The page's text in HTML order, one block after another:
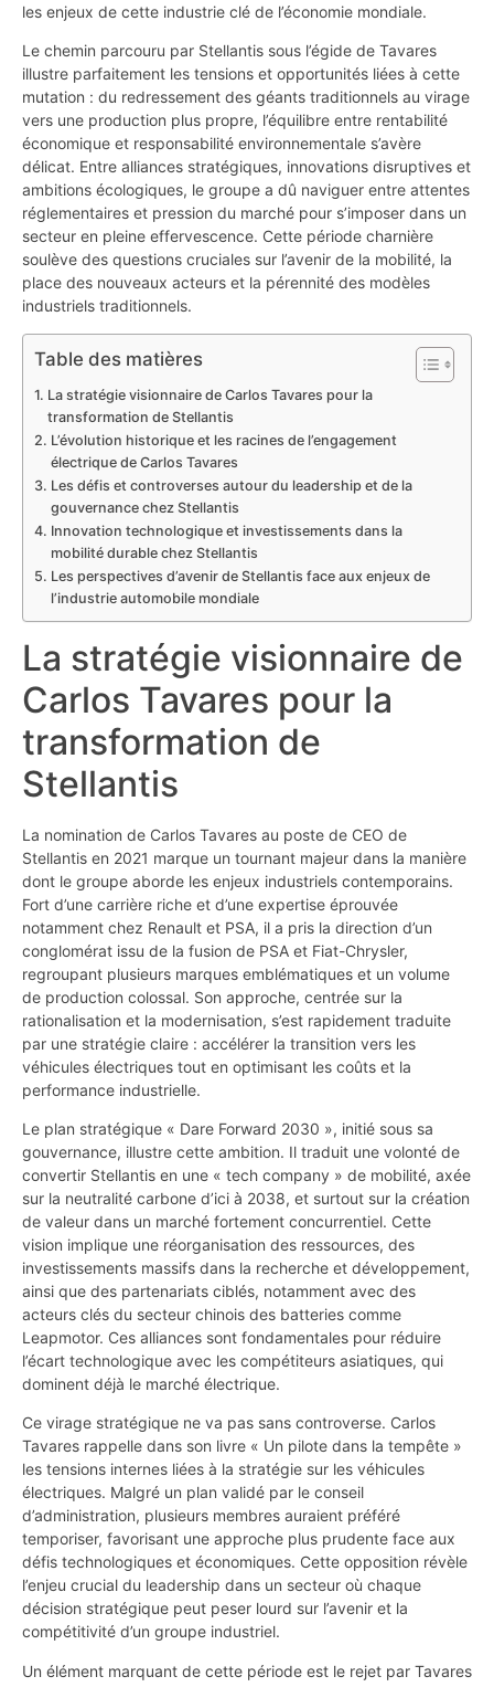
les enjeux de cette industrie clé de l’économie mondiale.
Le chemin parcouru par Stellantis sous l’égide de Tavares
illustre parfaitement les tensions et opportunités liées à cette
mutation : du redressement des géants traditionnels au virage
vers une production plus propre, l’équilibre entre rentabilité
économique et responsabilité environnementale s’avère
délicat. Entre alliances stratégiques, innovations disruptives et
ambitions écologiques, le groupe a dû naviguer entre attentes
réglementaires et pression du marché pour s’imposer dans un
secteur en pleine effervescence. Cette période charnière
soulève des questions cruciales sur l’avenir de la mobilité, la
place des nouveaux acteurs et la pérennité des modèles
industriels traditionnels.
Table des matières
La stratégie visionnaire de Carlos Tavares pour la
transformation de Stellantis
L’évolution historique et les racines de l’engagement
électrique de Carlos Tavares
Les défis et controverses autour du leadership et de la
gouvernance chez Stellantis
Innovation technologique et investissements dans la
mobilité durable chez Stellantis
Les perspectives d’avenir de Stellantis face aux enjeux de
l’industrie automobile mondiale
La stratégie visionnaire de
Carlos Tavares pour la
transformation de
Stellantis
La nomination de Carlos Tavares au poste de CEO de
Stellantis en 2021 marque un tournant majeur dans la manière
dont le groupe aborde les enjeux industriels contemporains.
Fort d’une carrière riche et d’une expertise éprouvée
notamment chez Renault et PSA, il a pris la direction d’un
conglomérat issu de la fusion de PSA et Fiat-Chrysler,
regroupant plusieurs marques emblématiques et un volume
de production colossal. Son approche, centrée sur la
rationalisation et la modernisation, s’est rapidement traduite
par une stratégie claire : accélérer la transition vers les
véhicules électriques tout en optimisant les coûts et la
performance industrielle.
Le plan stratégique « Dare Forward 2030 », initié sous sa
gouvernance, illustre cette ambition. Il traduit une volonté de
convertir Stellantis en une « tech company » de mobilité, axée
sur la neutralité carbone d’ici à 2038, et surtout sur la création
de valeur dans un marché fortement concurrentiel. Cette
vision implique une réorganisation des ressources, des
investissements massifs dans la recherche et développement,
ainsi que des partenariats ciblés, notamment avec des
acteurs clés du secteur chinois des batteries comme
Leapmotor. Ces alliances sont fondamentales pour réduire
l’écart technologique avec les compétiteurs asiatiques, qui
dominent déjà le marché électrique.
Ce virage stratégique ne va pas sans controverse. Carlos
Tavares rappelle dans son livre « Un pilote dans la tempête »
les tensions internes liées à la stratégie sur les véhicules
électriques. Malgré un plan validé par le conseil
d’administration, plusieurs membres auraient préféré
temporiser, favorisant une approche plus prudente face aux
défis technologiques et économiques. Cette opposition révèle
l’enjeu crucial du leadership dans un secteur où chaque
décision stratégique peut peser lourd sur l’avenir et la
compétitivité d’un groupe industriel.
Un élément marquant de cette période est le rejet par Tavares